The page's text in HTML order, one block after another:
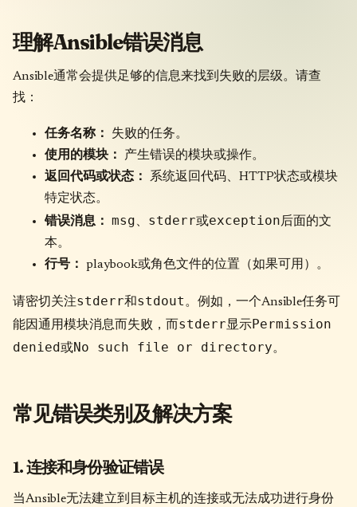
理解Ansible错误消息
Ansible通常会提供足够的信息来找到失败的层级。请查
找：
任务名称：
失败的任务。
使用的模块：
产生错误的模块或操作。
返回代码或状态：
系统返回代码、HTTP状态或模块
特定状态。
错误消息：
msg、 stderr或exception后面的文
本。
行号：
playbook或角色文件的位置（如果可用）。
请密切关注stderr和stdout。例如，一个Ansible任务可
能因通用模块消息而失败，而stderr显示Permission
denied或No such file or directory。
常见错误类别及解决方案
1. 连接和身份验证错误
当Ansible无法建立到目标主机的连接或无法成功进行身份